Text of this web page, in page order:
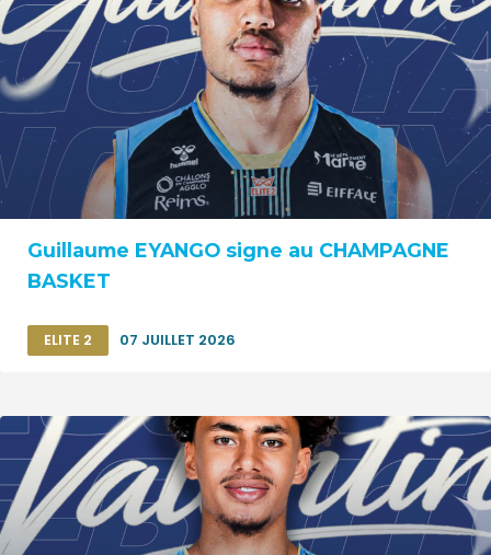
Guillaume EYANGO signe au CHAMPAGNE
BASKET
ELITE 2 07 JUILLET 2026